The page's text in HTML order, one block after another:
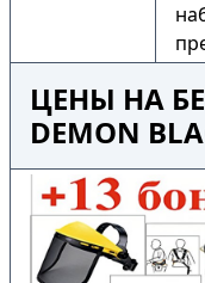
ЦЕНЫ НА
DEMON